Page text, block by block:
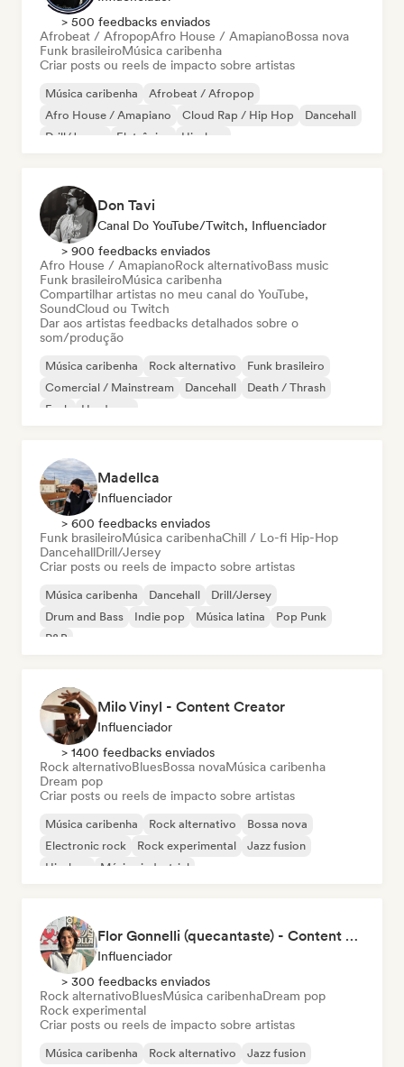
> 500 feedbacks enviados
Afrobeat / AfropopAfro House / AmapianoBossa nova
Funk brasileiroMúsica caribenha
Criar posts ou reels de impacto sobre artistas
Música caribenha
Afrobeat / Afropop
Afro House / Amapiano
Cloud Rap / Hip Hop
Dancehall
Drill/Jersey
Eletrônica Hip-hop
Don Tavi
Canal Do YouTube/Twitch, Influenciador
> 900 feedbacks enviados
Afro House / AmapianoRock alternativoBass music
Funk brasileiroMúsica caribenha
Compartilhar artistas no meu canal do YouTube,
SoundCloud ou Twitch
Dar aos artistas feedbacks detalhados sobre o
som/produção
Música caribenha Rock alternativo
Funk brasileiro
Comercial / Mainstream
Dancehall
Death / Thrash
Funk
Hardcore
Madellca
Influenciador
> 600 feedbacks enviados
Funk brasileiroMúsica caribenhaChill / Lo-fi Hip-Hop
DancehallDrill/Jersey
Criar posts ou reels de impacto sobre artistas
Música caribenha Dancehall
Drill/Jersey
Drum and Bass
Indie pop Música latina
Pop Punk
R&B
Milo Vinyl - Content Creator
Influenciador
> 1400 feedbacks enviados
Rock alternativoBluesBossa novaMúsica caribenha
Dream pop
Criar posts ou reels de impacto sobre artistas
Música caribenha Rock alternativo
Bossa nova
Electronic rock
Rock experimental
Jazz fusion
Hip-hop
Música industrial
Flor Gonnelli (quecantaste) - Content Creator
Influenciador
> 300 feedbacks enviados
Rock alternativoBluesMúsica caribenhaDream pop
Rock experimental
Criar posts ou reels de impacto sobre artistas
Música caribenha Rock alternativo Jazz fusion